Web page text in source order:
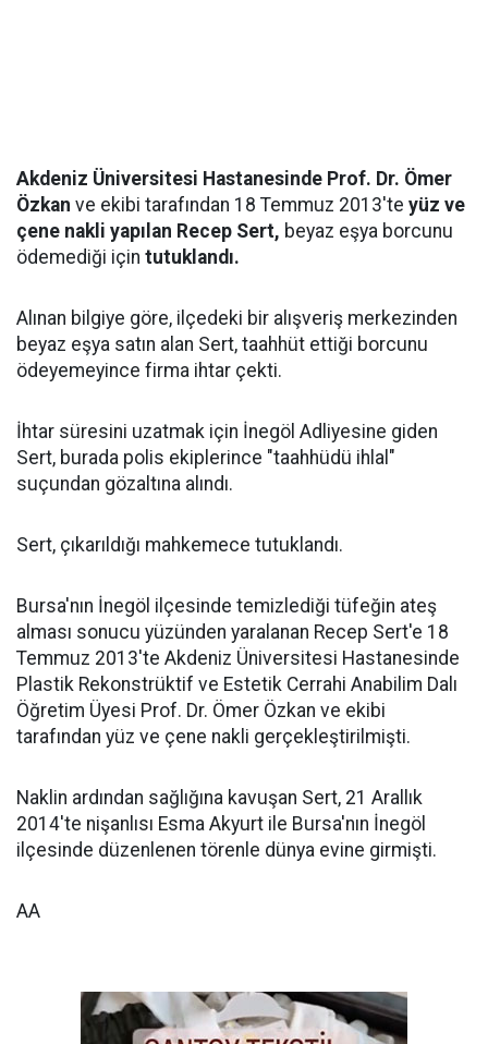
Akdeniz Üniversitesi Hastanesinde Prof. Dr. Ömer
Özkan ve ekibi tarafından 18 Temmuz 2013'te yüz ve
çene nakli yapılan Recep Sert, beyaz eşya borcunu
ödemediği için tutuklandı.
Alınan bilgiye göre, ilçedeki bir alışveriş merkezinden
beyaz eşya satın alan Sert, taahhüt ettiği borcunu
ödeyemeyince firma ihtar çekti.
İhtar süresini uzatmak için İnegöl Adliyesine giden
Sert, burada polis ekiplerince "taahhüdü ihlal"
suçundan gözaltına alındı.
Sert, çıkarıldığı mahkemece tutuklandı.
Bursa'nın İnegöl ilçesinde temizlediği tüfeğin ateş
alması sonucu yüzünden yaralanan Recep Sert'e 18
Temmuz 2013'te Akdeniz Üniversitesi Hastanesinde
Plastik Rekonstrüktif ve Estetik Cerrahi Anabilim Dalı
Öğretim Üyesi Prof. Dr. Ömer Özkan ve ekibi
tarafından yüz ve çene nakli gerçekleştirilmişti.
Naklin ardından sağlığına kavuşan Sert, 21 Arallık
2014'te nişanlısı Esma Akyurt ile Bursa'nın İnegöl
ilçesinde düzenlenen törenle dünya evine girmişti.
AA